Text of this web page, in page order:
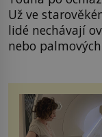
Už ve
lidé nechávají
nebo